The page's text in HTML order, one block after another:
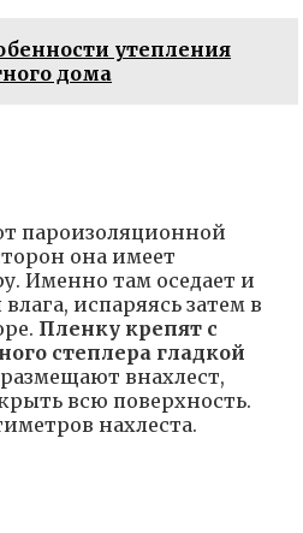
утепления
дома
пароизоляционной
она имеет
Именно там оседает и
испаряясь затем в
Пленку крепят с
степлера гладкой
внахлест,
всю поверхность.
нахлеста.